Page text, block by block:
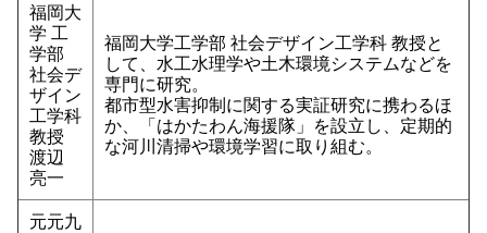
福岡大
学 工
学部
社会デ
ザイン
工学科
教授
渡辺
亮一
福岡大学工学部 社会デザイン工学科 教授と
して、水工水理学や土木環境システムなどを
専門に研究。
都市型水害抑制に関する実証研究に携わるほ
か、「はかたわん海援隊」を設立し、定期的
な河川清掃や環境学習に取り組む。
元元九